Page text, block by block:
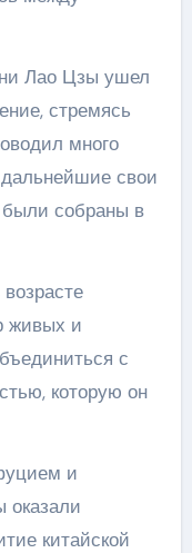
Лао Цзы ушел
стремясь
много
свои
были собраны в
живых и
с
которую он
и
оказали
китайской